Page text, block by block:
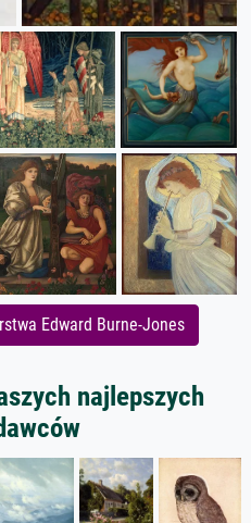
Edward Burne-Jones
najlepszych